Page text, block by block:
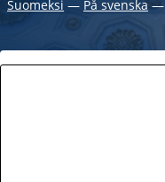
Suomeksi ― På svenska ―